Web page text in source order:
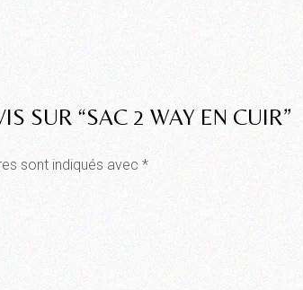
SUR “SAC 2 WAY EN CUIR”
sont indiqués avec *